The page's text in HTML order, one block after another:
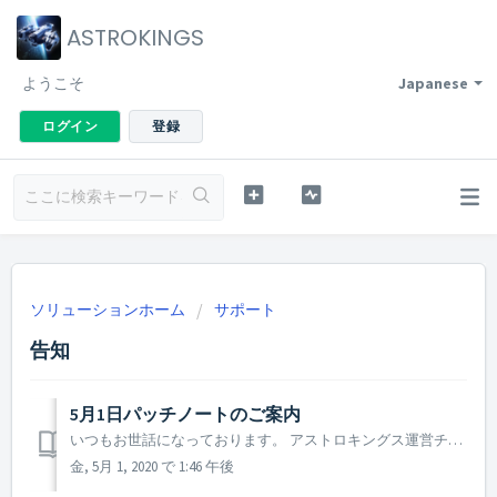
ASTROKINGS
Japanese
ようこそ
ログイン 登録
ソリューションホーム サポート
告知
5月1日パッチノートのご案内
いつもお世話になっております。 アストロキングス運営チームです。 本日(5月1日)に行われたアップデートについてご案内致します。 4月30日にアストロキングスで発生している異常現象に関するパッチを行いましたが、 緊急でパッチ及び審査を行った事により、やむを得ず各ストアからダウンロードをする事...
金, 5月 1, 2020 で 1:46 午後